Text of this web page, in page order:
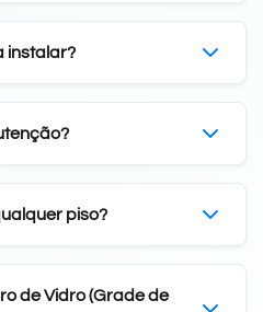
instalar?
piso?
de Vidro (Grade de